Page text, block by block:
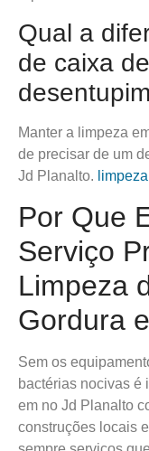
Qual a
de caixa
Manter a limpeza
de precisar de um
Jd Planalto.
Por Que
Serviço
Limpeza
Gordura
Sem os
bactérias nocivas é
em no Jd Planalto
construções locais